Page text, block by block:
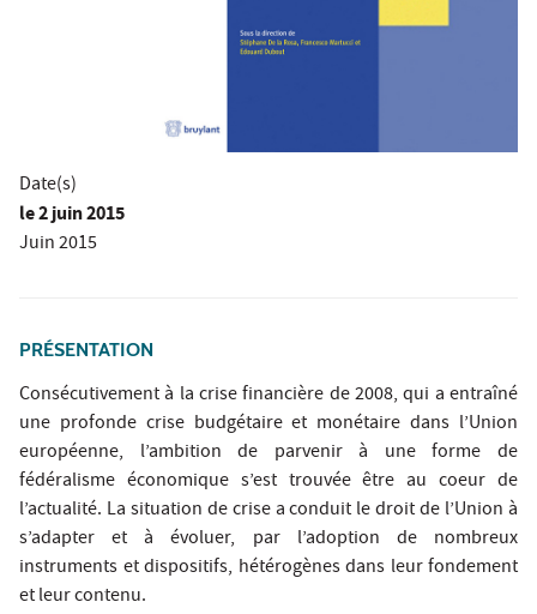
Date(s)
le2 juin 2015
Juin 2015
PRÉSENTATION
Consécutivement à la crise financière de 2008, qui a entraîné
une profonde crise budgétaire et monétaire dans l’Union
européenne, l’ambition de parvenir à une forme de
fédéralisme économique s’est trouvée être au coeur de
l’actualité. La situation de crise a conduit le droit de l’Union à
s’adapter et à évoluer, par l’adoption de nombreux
instruments et dispositifs, hétérogènes dans leur fondement
et leur contenu.